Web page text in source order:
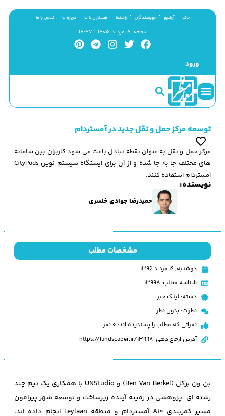
خانه آرشیو نویسندگان راهنما همکاری با ما درباره ما تماس با ما
جمعه، ۱۶ مرداد ۱۴۰۵ | ۱۷:۴۷
ورود
توسعه مرکز حمل و نقل جدید در آمستردام
مرکز حمل و نقل به عنوان نقطه تبادل باعث می شود کاربران بین سامانه
های مختلف جا به جا شده و از آن برای ایستگاه سیستم نوین CityPods
آمستردام استفاده کنند.
نویسنده:
حمیدرضا جوادی خلسری
مشخصات مطلب
دوشنبه, ۱۶ مرداد ۱۳۹۶
شناسه مطلب: 13998
دسته: لینک خبر
نظرات: بدون نظر
نفراتی که مطلب را پسندیده اند: 0 نفر
آدرس ارجاع دهی: https://landscaper.ir/13998
بن ون برکل (Ben Van Berkel) و UNStudio با همکاری یک تیم چند
رشته ای، پژوهشی در زمینه آینده زیرساخت و توسعه شهر پیرامون
مسیر کمربندی A10 آمستردام و منطقه Leylaan انجام داده اند.